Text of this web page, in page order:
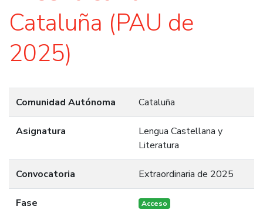
Cataluña (PAU de
2025)
Comunidad Autónoma Cataluña
Asignatura
Lengua Castellana y
Literatura
Convocatoria Extraordinaria de 2025
Fase Acceso